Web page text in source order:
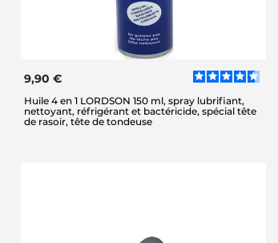
9,90 €
Huile 4 en 1 LORDSON 150 ml, spray lubrifiant,
nettoyant, réfrigérant et bactéricide, spécial tête
de rasoir, tête de tondeuse